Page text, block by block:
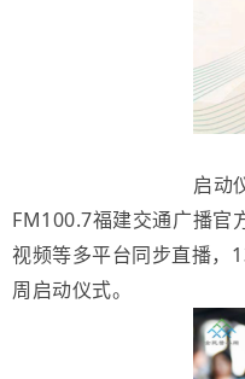
启动
FM100.7福建交通广播官
视频等多平台同步直播，
周启动仪式。